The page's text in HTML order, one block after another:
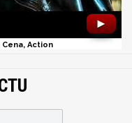
►
Cena, Action